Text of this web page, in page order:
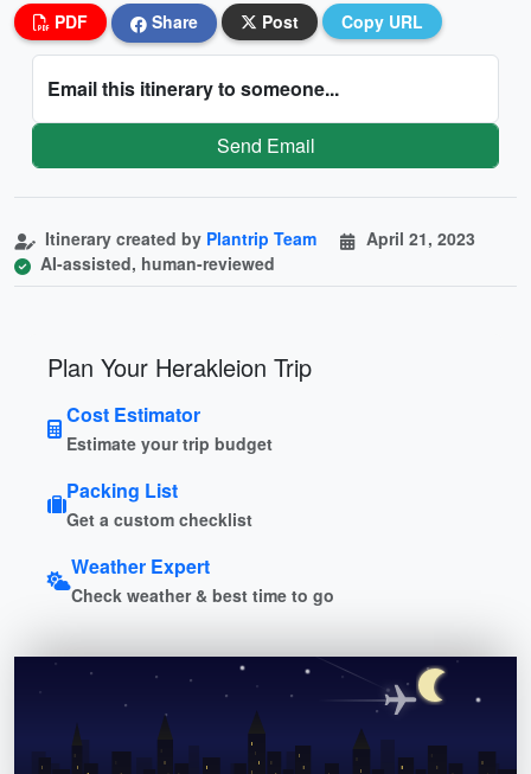
PDF Share Post Copy URL
Email this itinerary to someone...
Send Email
Itinerary created by Plantrip Team
April 21, 2023
AI-assisted, human-reviewed
Plan Your Herakleion Trip
Cost Estimator
Estimate your trip budget
Packing List
Get a custom checklist
Weather Expert
Check weather & best time to go